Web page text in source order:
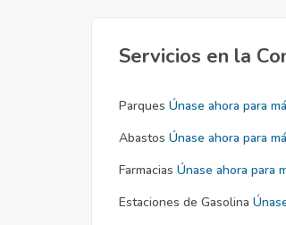
Servicios en la
Parques Únase ahora para
Abastos Únase ahora para
Farmacias Únase ahora para
Estaciones de Gasolina